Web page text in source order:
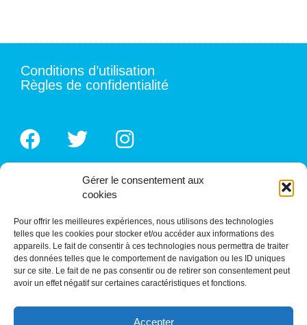
Gérer le consentement aux
cookies
Pour offrir les meilleures expériences, nous utilisons des technologies
telles que les cookies pour stocker et/ou accéder aux informations des
appareils. Le fait de consentir à ces technologies nous permettra de traiter
des données telles que le comportement de navigation ou les ID uniques
sur ce site. Le fait de ne pas consentir ou de retirer son consentement peut
avoir un effet négatif sur certaines caractéristiques et fonctions.
Accepter
Conditions d’utilisation
Règles de confidentialité